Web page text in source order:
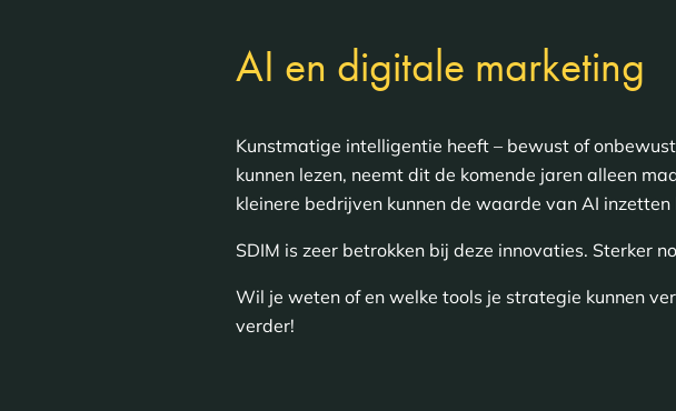
AI en digitale marketing
Kunstmatige intelligentie heeft – bewust of
kunnen lezen, neemt dit de komende jaren alleen
kleinere bedrijven kunnen de waarde van AI
SDIM is zeer betrokken bij deze innovaties. Sterker
Wil je weten of en welke tools je strategie kunnen
verder!